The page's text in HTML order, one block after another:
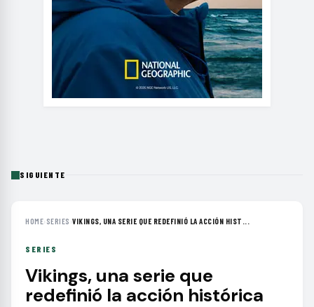
SIGUIENTE
HOME› SERIES ›VIKINGS, UNA SERIE QUE REDEFINIÓ LA ACCIÓN HIST...
SERIES
Vikings, una serie que
redefinió la acción histórica